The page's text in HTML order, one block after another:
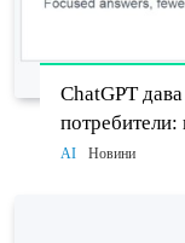
ChatGPT
новият Sol
AI Новини